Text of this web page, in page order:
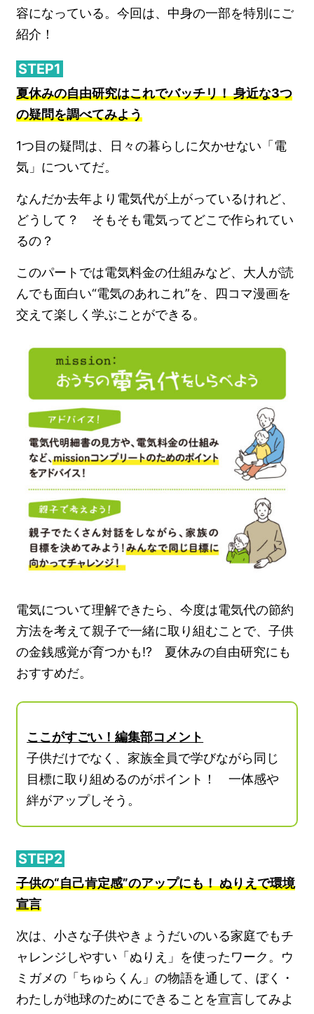
容になっている。今回は、中身の一部を特別にご
紹介！
STEP1
夏休みの自由研究はこれでバッチリ！ 身近な3つ
の疑問を調べてみよう
1つ目の疑問は、日々の暮らしに欠かせない「電
気」についてだ。
なんだか去年より電気代が上がっているけれど、
どうして？ そもそも電気ってどこで作られてい
るの？
このパートでは電気料金の仕組みなど、大人が読
んでも面白い“電気のあれこれ”を、四コマ漫画を
交えて楽しく学ぶことができる。
電気について理解できたら、今度は電気代の節約
方法を考えて親子で一緒に取り組むことで、子供
の金銭感覚が育つかも⁉︎ 夏休みの自由研究にも
おすすめだ。
ここがすごい！編集部コメント
子供だけでなく、家族全員で学びながら同じ
目標に取り組めるのがポイント！ 一体感や
絆がアップしそう。
STEP2
子供の“自己肯定感”のアップにも！ ぬりえで環境
宣言
次は、小さな子供やきょうだいのいる家庭でもチ
ャレンジしやすい「ぬりえ」を使ったワーク。ウ
ミガメの「ちゅらくん」の物語を通して、ぼく・
わたしが地球のためにできることを宣言してみよ